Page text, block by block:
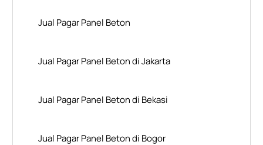
Jual Pagar Panel Beton
Jual Pagar Panel Beton di Jakarta
Jual Pagar Panel Beton di Bekasi
Jual Pagar Panel Beton di Bogor